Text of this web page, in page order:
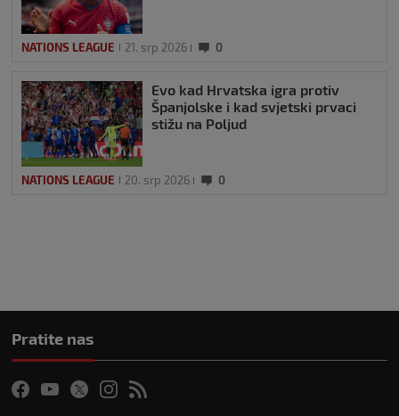
NATIONS LEAGUE 21. srp 2026 0
Evo kad Hrvatska igra protiv
Španjolske i kad svjetski prvaci
stižu na Poljud
NATIONS LEAGUE 20. srp 2026 0
Pratite nas